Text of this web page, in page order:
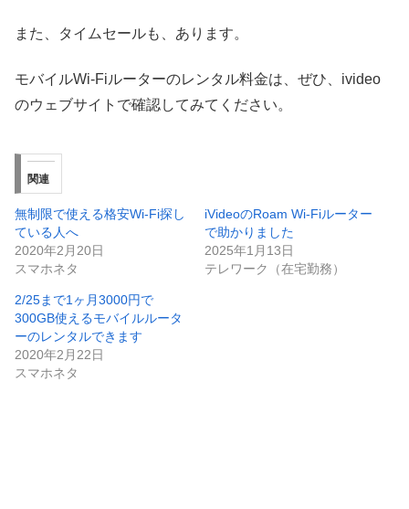
また、タイムセールも、あります。
モバイルWi-Fiルーターのレンタル料金は、ぜひ、ivideo
のウェブサイトで確認してみてください。
関連
無制限で使える格安Wi-Fi探し
ている人へ
2020年2月20日
スマホネタ
iVideoのRoam Wi-Fiルーター
で助かりました
2025年1月13日
テレワーク（在宅勤務）
2/25まで1ヶ月3000円で
300GB使えるモバイルルータ
ーのレンタルできます
2020年2月22日
スマホネタ